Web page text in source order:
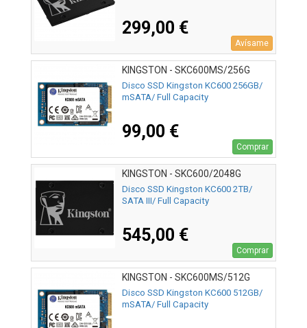
299,00 €
Avísame
KINGSTON - SKC600MS/256G
Disco SSD Kingston KC600 256GB/
mSATA/ Full Capacity
99,00 €
Comprar
KINGSTON - SKC600/2048G
Disco SSD Kingston KC600 2TB/
SATA III/ Full Capacity
545,00 €
Comprar
KINGSTON - SKC600MS/512G
Disco SSD Kingston KC600 512GB/
mSATA/ Full Capacity